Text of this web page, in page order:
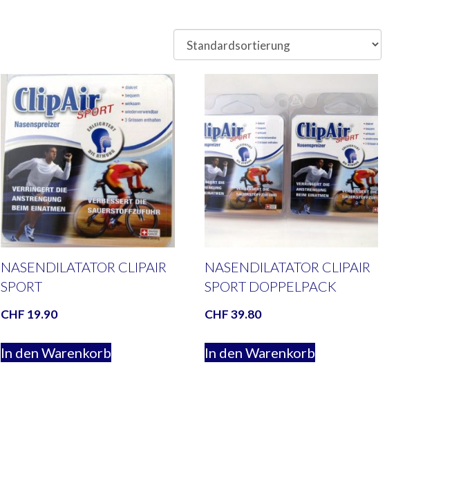
NASENDILATATOR CLIPAIR
SPORT
CHF 19.90
In den Warenkorb
NASENDILATATOR CLIPAIR
SPORT DOPPELPACK
CHF39.80
In den Warenkorb